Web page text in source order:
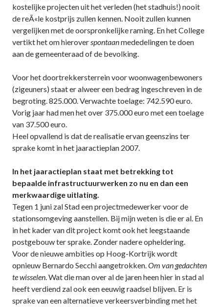
kostelijke projecten uit het verleden (het stadhuis!) nooit
de reÃ«le kostprijs zullen kennen. Nooit zullen kunnen
vergelijken met de oorspronkelijke raming. En het College
vertikt het om hieroverspontaanmededelingen te doen
aan de gemeenteraad of de bevolking.
Voor het doortrekkersterrein voor woonwagenbewoners
(zigeuners) staat er alweer een bedrag ingeschreven in de
begroting. 825.000. Verwachte toelage: 742.590 euro.
Vorig jaar had men het over 375.000 euro met een toelage
van 37.500 euro.
Heel opvallend is dat de realisatie ervan geenszins ter
sprake komt in het jaaractieplan 2007.
In het jaaractieplan staat met betrekking tot
bepaalde infrastructuurwerken zo nu en dan een
merkwaardige uitlating.
Tegen 1 juni zal Stad een projectmedewerker voor de
stationsomgeving aanstellen. Bij mijn weten is die er al. En
in het kader van dit project komt ook het leegstaande
postgebouw ter sprake. Zonder nadere opheldering.
Voor de nieuwe ambities op Hoog-Kortrijk wordt
opnieuw Bernardo Secchi aangetrokken.Om van gedachten
te wisselen. Wat die man over al de jaren heen hier in stad al
heeft verdiend zal ook een eeuwig raadsel blijven. Er is
sprake van een alternatieve verkeersverbinding met het